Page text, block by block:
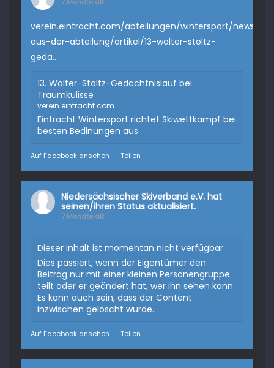
verein.eintracht.com/abteilungen/wintersport/news-
aus-der-abteilung/artikel/13-walter-stoltz-
geda...
13. Walter-Stoltz-Gedächtnislauf bei
Traumkulisse
verein.eintracht.com
Eintracht Wintersport richtet Skiwettkampf bei
besten Bedinungen aus
Auf Facebook ansehen · Teilen
Niedersächsischer Skiverband e.V. hat
seinen/ihren Status aktualisiert.
7 Monate alt
Dieser Inhalt ist momentan nicht verfügbar
Dies passiert, wenn der Eigentümer den
Beitrag nur mit einer kleinen Personengruppe
teilt oder er geändert hat, wer ihn sehen kann.
Es kann auch sein, dass der Content
inzwischen gelöscht wurde.
Auf Facebook ansehen · Teilen